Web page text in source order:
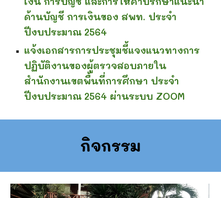
ด้านบัญชี การเงินของ สพท. ประจำ
ปีงบประมาณ 2564
แจ้งเอกสารการประชุมชี้แจงแนวทางการ
ปฏิบัติงานของผู้ตรวจสอบภายใน
สำนักงานเขตพื้นที่การศึกษา ประจำ
ปีงบประมาณ 2564 ผ่านระบบ ZOOM
กิจกรรม